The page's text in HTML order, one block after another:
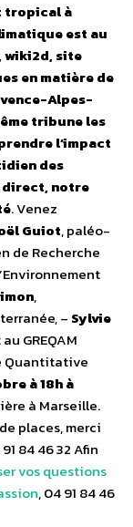
tropical à
est au
wiki2d, site
en matière de
Alpes-
tribune les
l’impact
des
direct, notre
. Venez
Guiot, paléo-
de Recherche
,
– Sylvie
GREQAM
Quantitative
à 18h à
à Marseille.
places, merci
84 46 32 Afin
vos questions
, 04 91 84 46